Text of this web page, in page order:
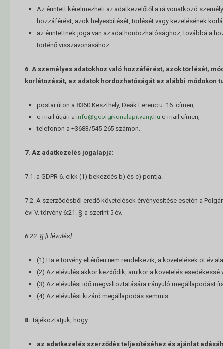
Az érintett kérelmezheti az adatkezelőtől a rá vonatkozó
hozzáférést, azok helyesbítését, törlését vagy kezelésének
az érintettnek joga van az adathordozhatósághoz, továbbá a
történő visszavonásához.
6. A személyes adatokhoz való hozzáférést, azok törlését,
korlátozását, az adatok hordozhatóságát az alábbi módokon
postai úton a 8360 Keszthely, Deák Ferenc u. 16. címen,
e-mail útján a info@georgikonalapitvany.hu e-mail címen,
telefonon a +3683/545-265 számon.
7. Az adatkezelés jogalapja:
7.1. a GDPR 6. cikk (1) bekezdés b) és c) pontja.
7.2. A szerződésből eredő követelések érvényesítése esetén a
évi V. törvény 6:21. §-a szerint 5 év.
6:22. § [Elévülés]
(1) Ha e törvény eltérően nem rendelkezik, a követelések öt év
(2) Az elévülés akkor kezdődik, amikor a követelés esedékessé
(3) Az elévülési idő megváltoztatására irányuló megállapodást
(4) Az elévülést kizáró megállapodás semmis.
8. Tájékoztatjuk, hogy
az adatkezelés szerződés teljesítéséhez és ajánlat